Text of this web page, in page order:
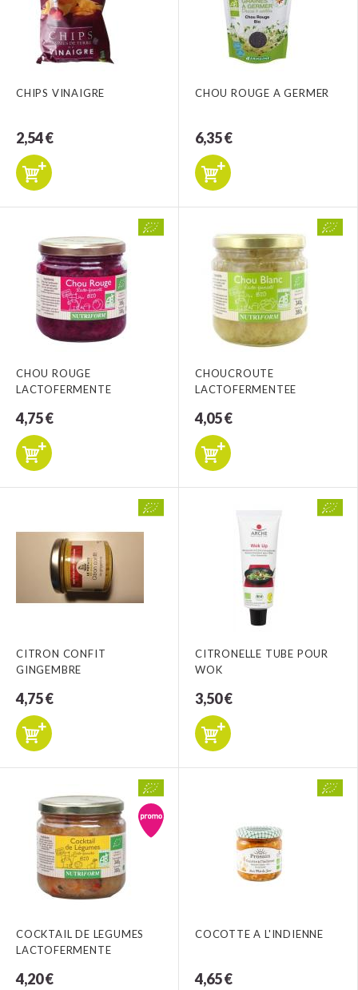
CHIPS VINAIGRE
2,54 €
CHOU ROUGE A GERMER
6,35 €
CHOU ROUGE
LACTOFERMENTE
4,75 €
CHOUCROUTE
LACTOFERMENTEE
4,05 €
CITRON CONFIT
GINGEMBRE
4,75 €
CITRONELLE TUBE POUR
WOK
3,50 €
COCKTAIL DE LEGUMES
LACTOFERMENTE
4,20 €
COCOTTE A L'INDIENNE
4,65 €